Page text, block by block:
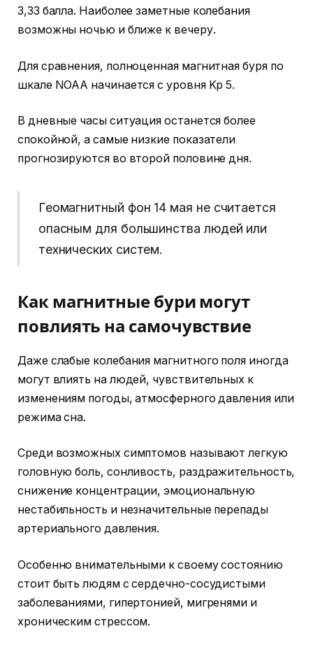
3,33 балла. Наиболее заметные колебания
возможны ночью и ближе к вечеру.
Для сравнения, полноценная магнитная буря по
шкале NOAA начинается с уровня Kp 5.
В дневные часы ситуация останется более
спокойной, а самые низкие показатели
прогнозируются во второй половине дня.
Геомагнитный фон 14 мая не считается
опасным для большинства людей или
технических систем.
Как магнитные бури могут
повлиять на самочувствие
Даже слабые колебания магнитного поля иногда
могут влиять на людей, чувствительных к
изменениям погоды, атмосферного давления или
режима сна.
Среди возможных симптомов называют легкую
головную боль, сонливость, раздражительность,
снижение концентрации, эмоциональную
нестабильность и незначительные перепады
артериального давления.
Особенно внимательными к своему состоянию
стоит быть людям с сердечно-сосудистыми
заболеваниями, гипертонией, мигренями и
хроническим стрессом.